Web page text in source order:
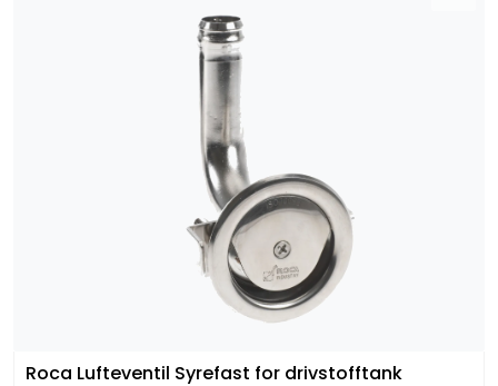
Roca Lufteventil Syrefast for drivstofftank